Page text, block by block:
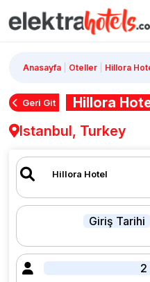
Anasayfa Oteller Hillora
Geri Git
Hillora
Istanbul, Turkey
Giriş Tarihi
2